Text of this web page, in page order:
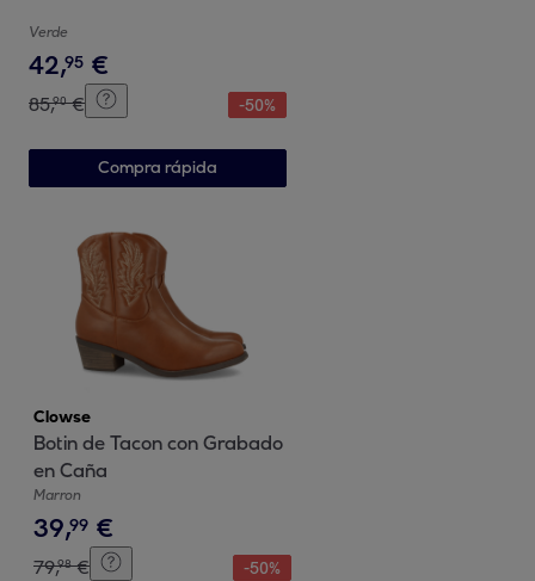
Verde
42,95 €
85,90 € -50%
Compra rápida
Clowse
Botin de Tacon con Grabado
en Caña
Marron
39,99 €
79,98 € -50%